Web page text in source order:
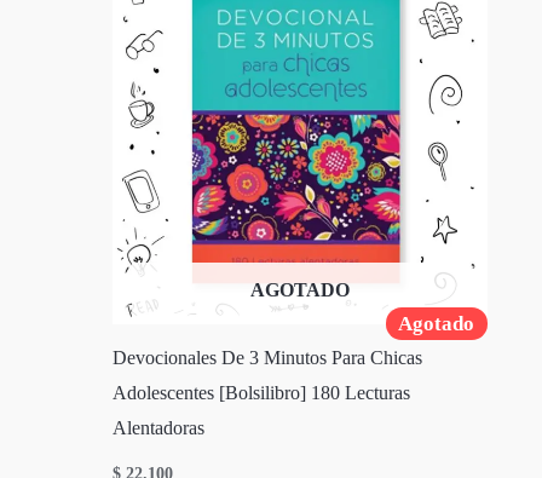
Agotado
AGOTADO
Devocionales De 3 Minutos Para Chicas
Adolescentes [Bolsilibro] 180 Lecturas
Alentadoras
$ 22.100